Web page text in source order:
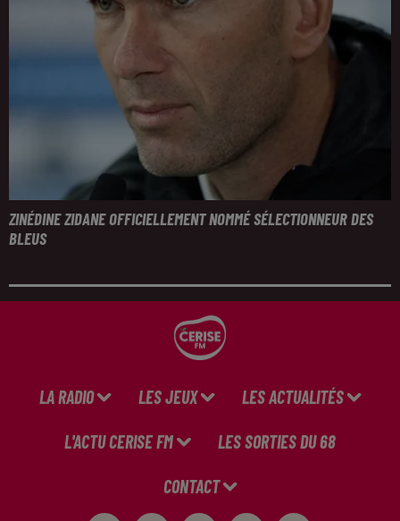
ZINÉDINE ZIDANE OFFICIELLEMENT NOMMÉ SÉLECTIONNEUR DES
BLEUS
LA RADIO LES JEUX LES ACTUALITÉS
L'ACTU CERISE FM LES SORTIES DU 68
CONTACT